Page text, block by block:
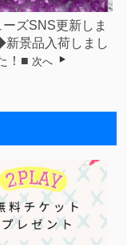
ズSNS更新しま
新景品入荷しまし
！■ 次へ